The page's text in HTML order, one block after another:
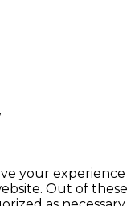
your experience
Out of these